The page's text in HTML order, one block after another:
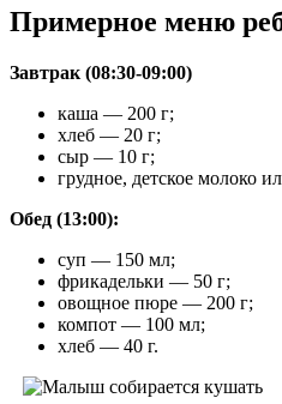
Примерное меню
Завтрак (08:30-09:00)
каша — 200 г;
хлеб — 20 г;
сыр — 10 г;
грудное, детское молоко
Обед (13:00):
суп — 150 мл;
фрикадельки — 50 г;
овощное пюре — 200 г;
компот — 100 мл;
хлеб — 40 г.